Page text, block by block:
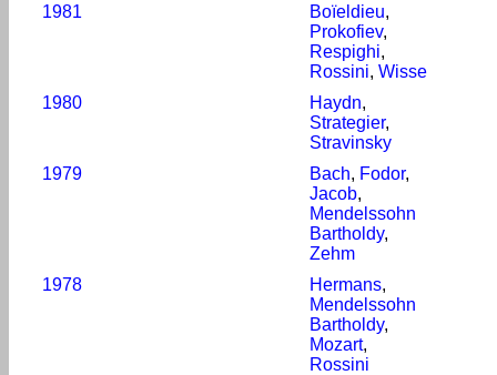
1981
Boïeldieu,
Prokofiev,
Respighi,
Rossini, Wisse
1980
Haydn,
Strategier,
Stravinsky
1979
Bach, Fodor,
Jacob,
Mendelssohn
Bartholdy,
Zehm
1978
Hermans,
Mendelssohn
Bartholdy,
Mozart,
Rossini